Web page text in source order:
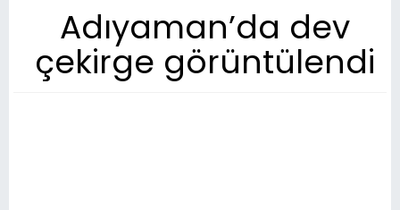
Adıyaman’da dev
çekirge görüntülendi